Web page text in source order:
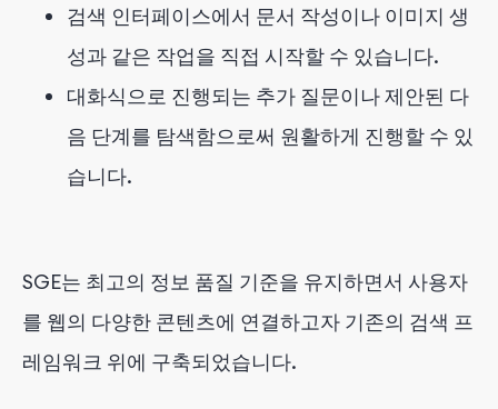
검색 인터페이스에서 문서 작성이나 이미지 생
성과 같은 작업을 직접 시작할 수 있습니다.
대화식으로 진행되는 추가 질문이나 제안된 다
음 단계를 탐색함으로써 원활하게 진행할 수 있
습니다.
SGE는 최고의 정보 품질 기준을 유지하면서 사용자
를 웹의 다양한 콘텐츠에 연결하고자 기존의 검색 프
레임워크 위에 구축되었습니다.